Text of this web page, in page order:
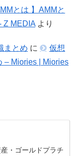
とは 】AMMと
Z MEDIA より
まとめ に
仮想
– Miories | Miories
・ゴールドプラチ